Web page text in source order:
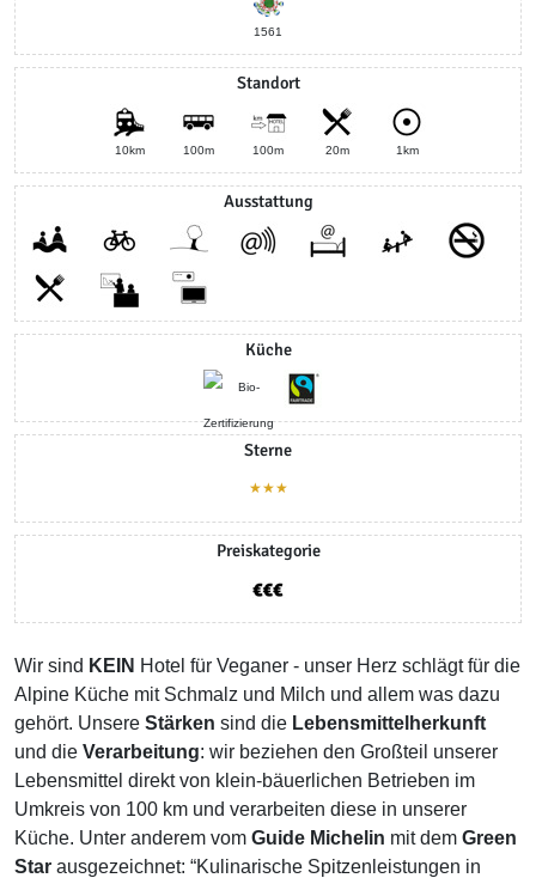
1561
Standort
10km 100m 100m 20m 1km
Ausstattung
Küche
Sterne
★★★
Preiskategorie
Wir sind KEIN Hotel für Veganer - unser Herz schlägt für die
Alpine Küche mit Schmalz und Milch und allem was dazu
gehört. Unsere Stärken sind die Lebensmittelherkunft
und die Verarbeitung: wir beziehen den Großteil unserer
Lebensmittel direkt von klein-bäuerlichen Betrieben im
Umkreis von 100 km und verarbeiten diese in unserer
Küche. Unter anderem vom Guide Michelin mit dem Green
Star ausgezeichnet: “Kulinarische Spitzenleistungen in